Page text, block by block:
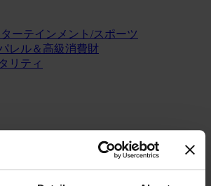
ーテインメント/スポーツ
レル＆高級消費財
リティ
器